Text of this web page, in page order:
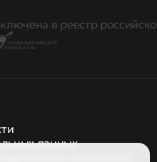
в реестр
данных
технологий